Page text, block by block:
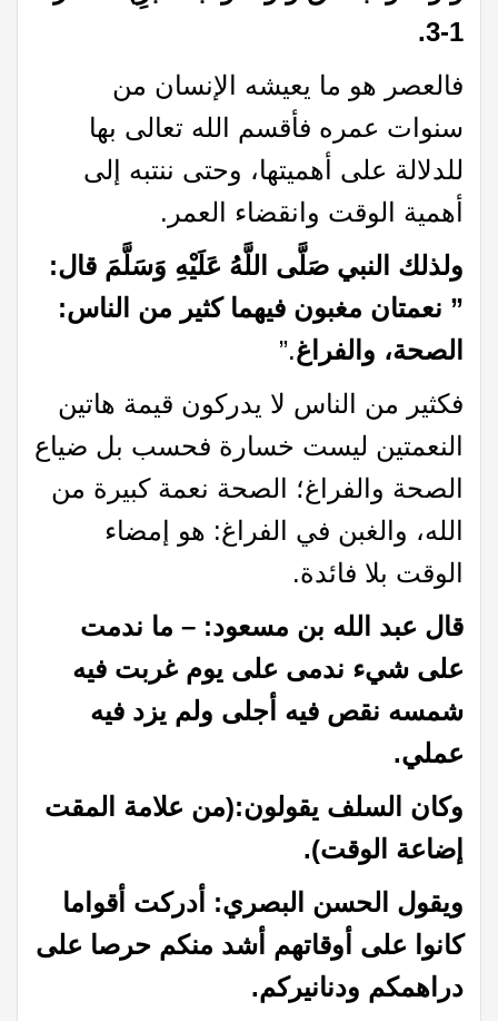
1-3.
فالعصر هو ما يعيشه الإنسان من
سنوات عمره فأقسم الله تعالى بها
للدلالة على أهميتها، وحتى ننتبه إلى
أهمية الوقت وانقضاء العمر.
ولذلك النبي صَلَّى اللَّهُ عَلَيْهِ وَسَلَّمَ قال:
” نعمتان مغبون فيهما كثير من الناس:
الصحة، والفراغ.”
فكثير من الناس لا يدركون قيمة هاتين
النعمتين ليست خسارة فحسب بل ضياع
الصحة والفراغ؛ الصحة نعمة كبيرة من
الله، والغبن في الفراغ: هو إمضاء
الوقت بلا فائدة.
قال عبد الله بن مسعود: – ما ندمت
على شيء ندمى على يوم غربت فيه
شمسه نقص فيه أجلى ولم يزد فيه
عملي.
وكان السلف يقولون:(من علامة المقت
إضاعة الوقت).
ويقول الحسن البصري: أدركت أقواما
كانوا على أوقاتهم أشد منكم حرصا على
دراهمكم ودنانيركم.